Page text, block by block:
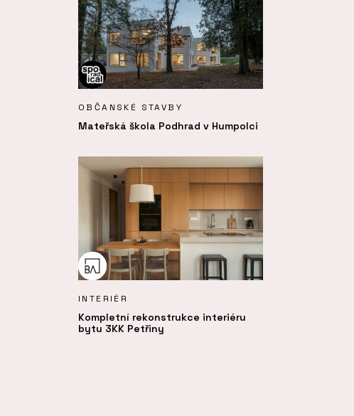
OBČANSKÉ STAVBY
Mateřská škola Podhrad v Humpolci
INTERIÉR
Kompletní rekonstrukce interiéru
bytu 3KK Petřiny